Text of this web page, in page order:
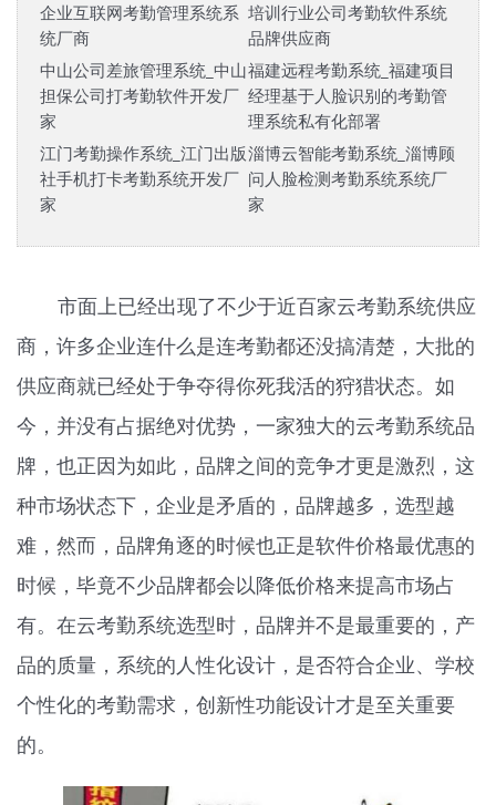
企业互联网考勤管理系统系
统厂商
培训行业公司考勤软件系统
品牌供应商
中山公司差旅管理系统_中山
担保公司打考勤软件开发厂
家
福建远程考勤系统_福建项目
经理基于人脸识别的考勤管
理系统私有化部署
江门考勤操作系统_江门出版
社手机打卡考勤系统开发厂
家
淄博云智能考勤系统_淄博顾
问人脸检测考勤系统系统厂
家
市面上已经出现了不少于近百家云考勤系统供应
商，许多企业连什么是连考勤都还没搞清楚，大批的
供应商就已经处于争夺得你死我活的狩猎状态。如
今，并没有占据绝对优势，一家独大的云考勤系统品
牌，也正因为如此，品牌之间的竞争才更是激烈，这
种市场状态下，企业是矛盾的，品牌越多，选型越
难，然而，品牌角逐的时候也正是软件价格最优惠的
时候，毕竟不少品牌都会以降低价格来提高市场占
有。在云考勤系统选型时，品牌并不是最重要的，产
品的质量，系统的人性化设计，是否符合企业、学校
个性化的考勤需求，创新性功能设计才是至关重要
的。